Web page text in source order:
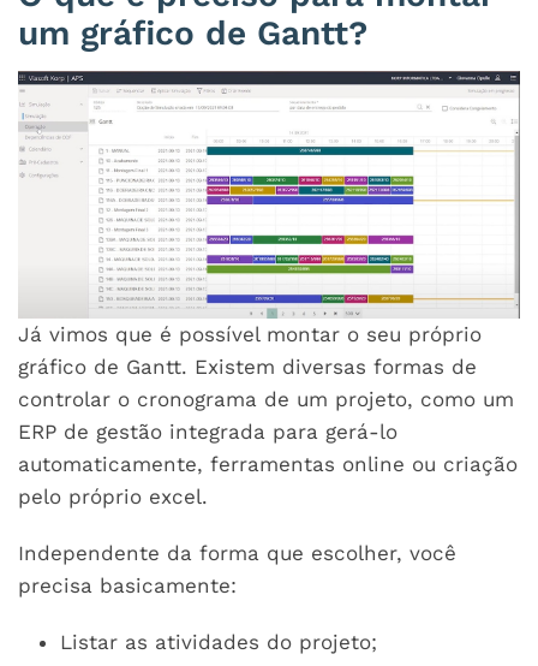
um gráfico de Gantt?
Já vimos que é possível montar o seu próprio
gráfico de Gantt. Existem diversas formas de
controlar o cronograma de um projeto, como um
ERP de gestão integrada para gerá-lo
automaticamente, ferramentas online ou criação
pelo próprio excel.
Independente da forma que escolher, você
precisa basicamente:
Listar as atividades do projeto;